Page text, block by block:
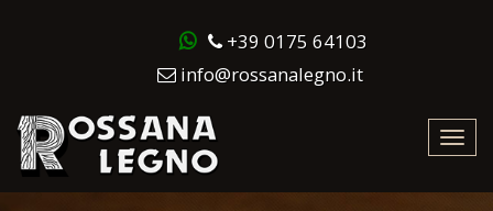
+39 0175 64103
info@rossanalegno.it